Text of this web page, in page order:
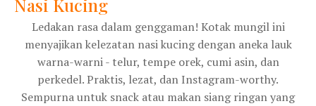
Nasi Kucing
Ledakan rasa dalam genggaman! Kotak mungil ini
menyajikan kelezatan nasi kucing dengan aneka lauk
warna-warni - telur, tempe orek, cumi asin, dan
perkedel. Praktis, lezat, dan Instagram-worthy.
Sempurna untuk snack atau makan siang ringan yang